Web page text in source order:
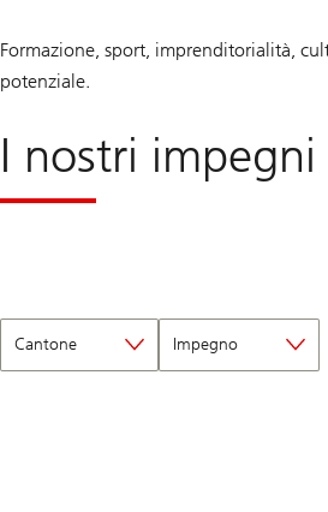
Formazione, sport, imprenditorialità,
potenziale.
I nostri impegni
Cantone Impegno